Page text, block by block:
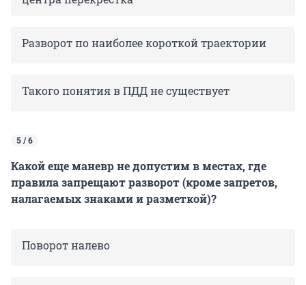
Разворот по наиболее короткой траектории
Такого понятия в ПДД не существует
5 / 6
Какой еще маневр не допустим в местах, где
правила запрещают разворот (кроме запретов,
налагаемых знаками и разметкой)?
Поворот налево